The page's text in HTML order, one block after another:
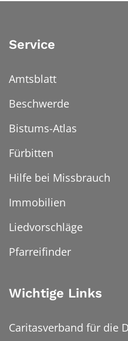
Service
Amtsblatt
Beschwerde
Bistums-Atlas
Fürbitten
Hilfe bei Missbrauch
Immobilien
Liedvorschläge
Pfarreifinder
Wichtige Links
Caritasverband für die